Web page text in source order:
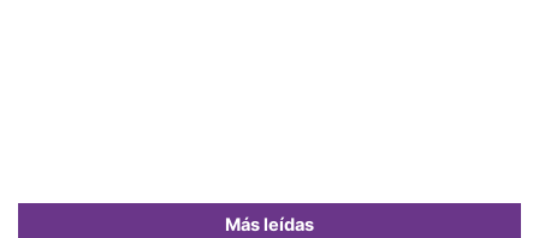
Más leídas